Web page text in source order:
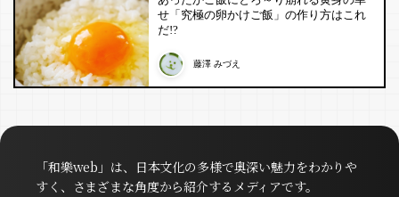
せ「究極の卵かけご飯」の作り方はこれ
だ!?
藤澤 みづえ
「和樂web」は、日本文化の多様で奥深い魅力をわかりや
すく、さまざまな角度から紹介するメディアです。